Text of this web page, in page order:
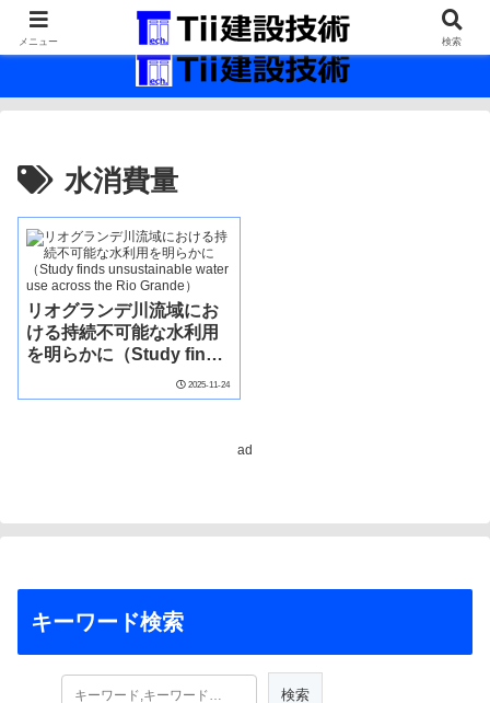
最新の建設技術の情報インフラ。
水消費量
リオグランデ川流域にお
ける持続不可能な水利用
を明らかに（Study finds
unsustainable water use
across the Rio Grande）
2025-11-24
ad
キーワード検索
メニュー 検索